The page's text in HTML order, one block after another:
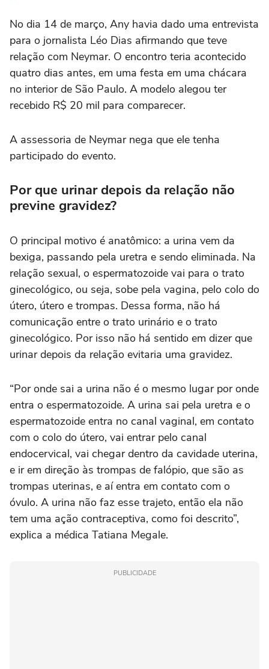
No dia 14 de março, Any havia dado uma entrevista
para o jornalista Léo Dias afirmando que teve
relação com Neymar. O encontro teria acontecido
quatro dias antes, em uma festa em uma chácara
no interior de São Paulo. A modelo alegou ter
recebido R$ 20 mil para comparecer.
A assessoria de Neymar nega que ele tenha
participado do evento.
Por que urinar depois da relação não
previne gravidez?
O principal motivo é anatômico: a urina vem da
bexiga, passando pela uretra e sendo eliminada. Na
relação sexual, o espermatozoide vai para o trato
ginecológico, ou seja, sobe pela vagina, pelo colo do
útero, útero e trompas. Dessa forma, não há
comunicação entre o trato urinário e o trato
ginecológico. Por isso não há sentido em dizer que
urinar depois da relação evitaria uma gravidez.
“Por onde sai a urina não é o mesmo lugar por onde
entra o espermatozoide. A urina sai pela uretra e o
espermatozoide entra no canal vaginal, em contato
com o colo do útero, vai entrar pelo canal
endocervical, vai chegar dentro da cavidade uterina,
e ir em direção às trompas de falópio, que são as
trompas uterinas, e aí entra em contato com o
óvulo. A urina não faz esse trajeto, então ela não
tem uma ação contraceptiva, como foi descrito”,
explica a médica Tatiana Megale.
PUBLICIDADE